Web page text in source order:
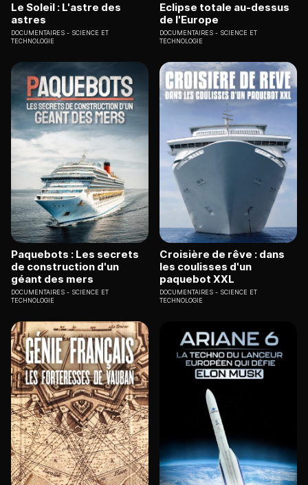
Le Soleil : L'astre des
astres
DOCUMENTAIRES
SCIENCE ET
TECHNOLOGIE
Eclipse totale au-dessus
de l'Europe
DOCUMENTAIRES
SCIENCE ET
TECHNOLOGIE
Paquebots : Les secrets
de construction d'un
géant des mers
DOCUMENTAIRES
SCIENCE ET
TECHNOLOGIE
Croisière de rêve : dans
les coulisses d'un
paquebot XXL
DOCUMENTAIRES
SCIENCE ET
TECHNOLOGIE